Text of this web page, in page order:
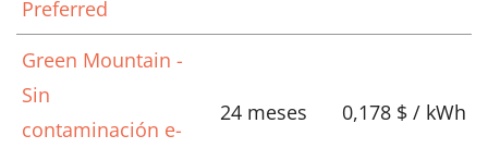
Preferred
Green Mountain -
Sin
contaminación e-
24 meses 0,178 $ / kWh